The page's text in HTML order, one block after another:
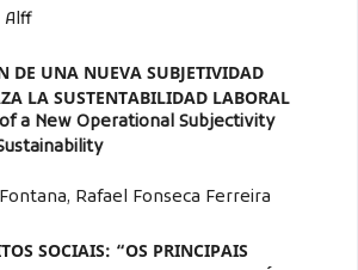
Alff
DE UNA NUEVA SUBJETIVIDAD
LA SUSTENTABILIDAD LABORAL
a New Operational Subjectivity
Rafael Fonseca Ferreira
SOCIAIS: “OS PRINCIPAIS